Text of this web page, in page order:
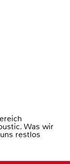
Was wir
restlos